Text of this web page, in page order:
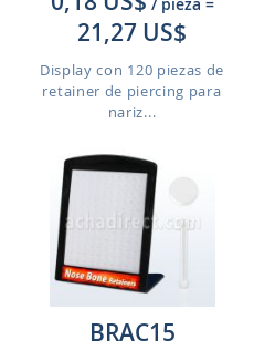
21,27 US$
Display con 120 piezas de
retainer de piercing para
nariz...
BRAC15